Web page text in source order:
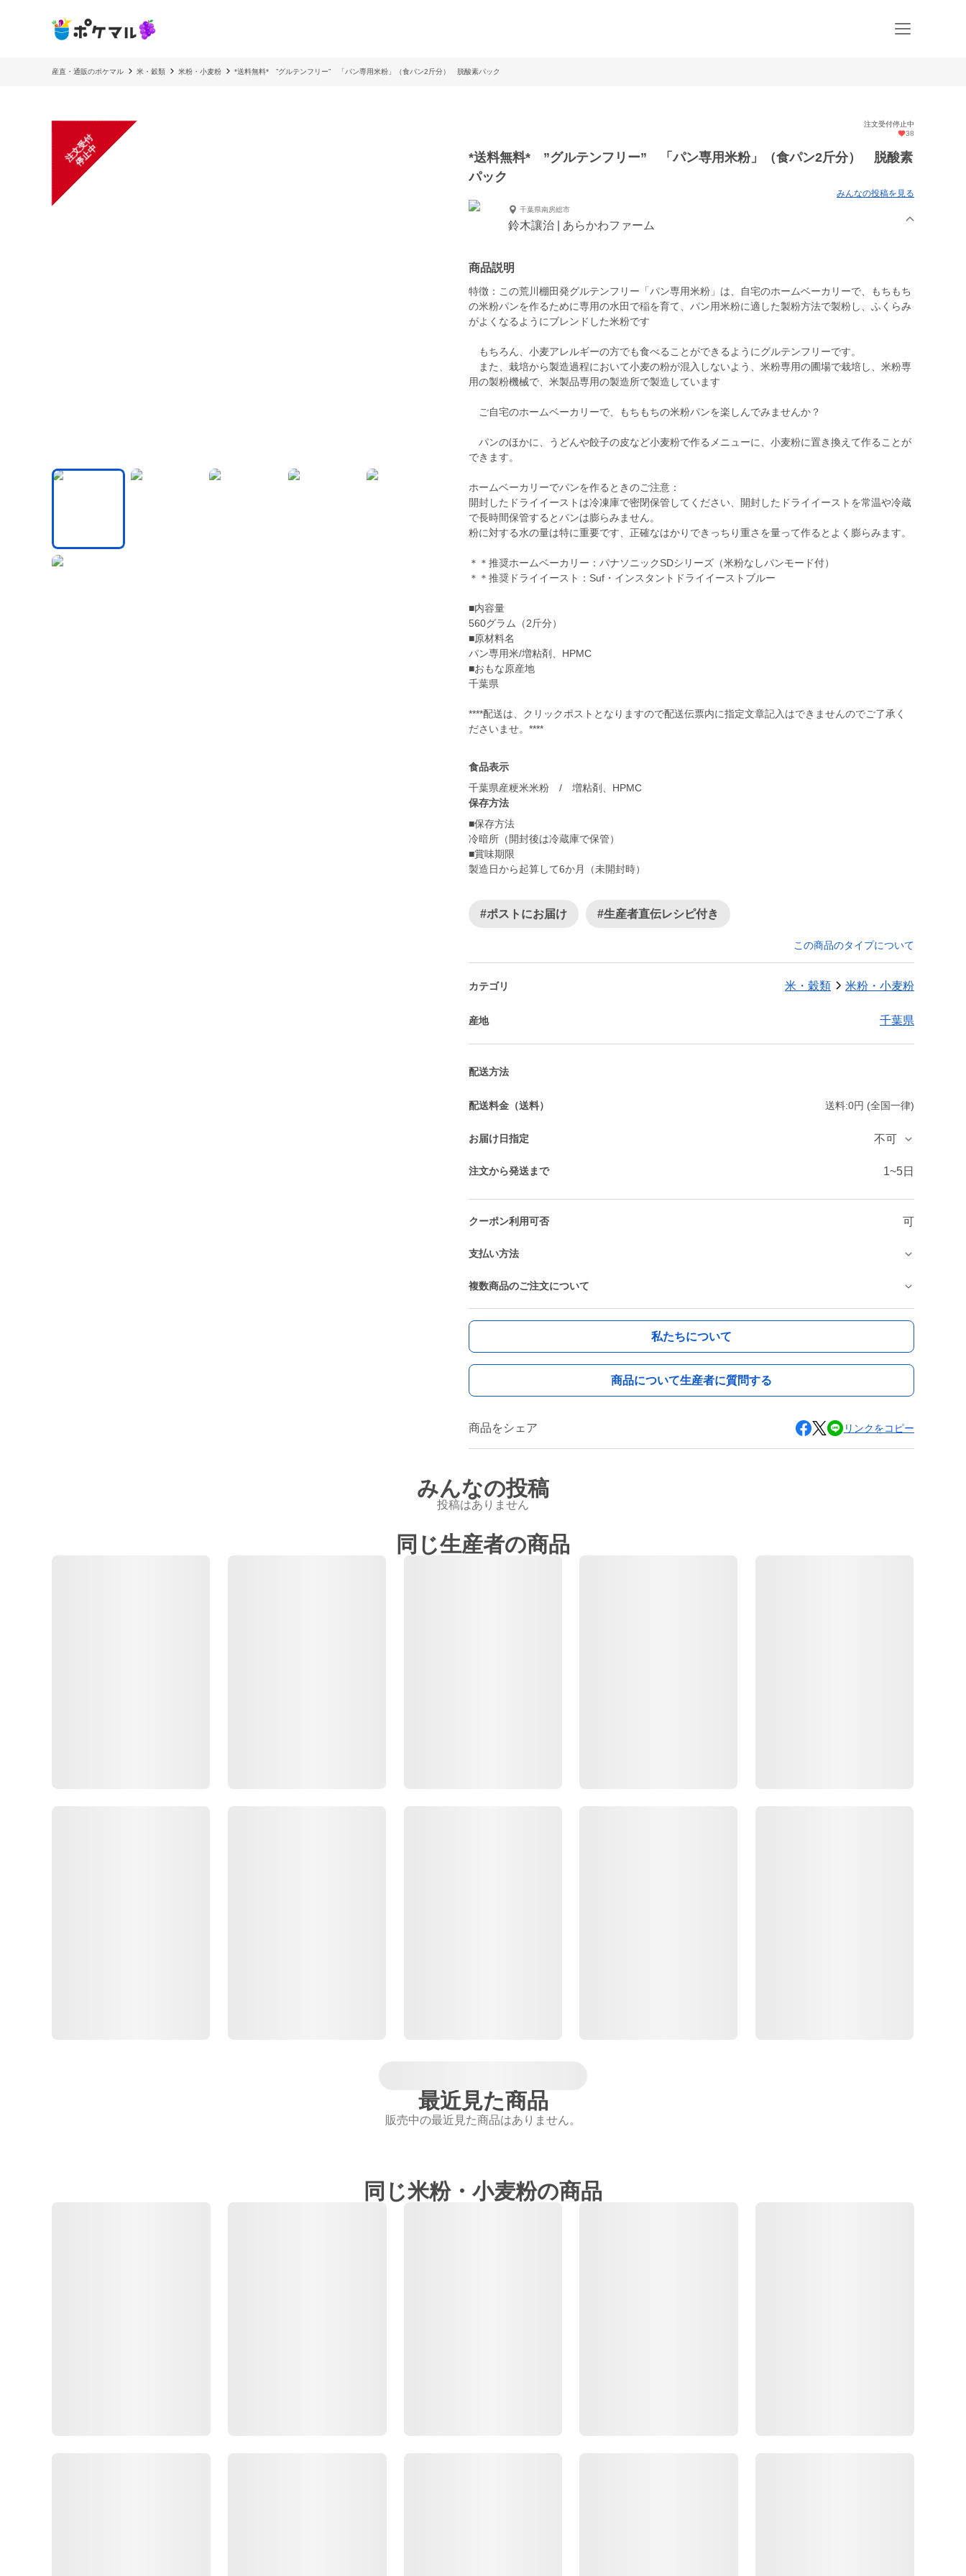
産直・通販のポケマル 米・穀類 米粉・小麦粉 *送料無料* ”グルテンフリー” 「パン専用米粉」（食パン2斤分） 脱酸素パック
注
文
受
付
停
止
中
注文受付停止中
38
*送料無料* ”グルテンフリー” 「パン専用米粉」（食パン2斤分） 脱酸素
パック
みんなの投稿を見る
千葉県南房総市
鈴木讓治 | あらかわファーム
商品説明
特徴：この荒川棚田発グルテンフリー「パン専用米粉」は、自宅のホームベーカリーで、もちもち
の米粉パンを作るために専用の水田で稲を育て、パン用米粉に適した製粉方法で製粉し、ふくらみ
がよくなるようにブレンドした米粉です
もちろん、小麦アレルギーの方でも食べることができるようにグルテンフリーです。
また、栽培から製造過程において小麦の粉が混入しないよう、米粉専用の圃場で栽培し、米粉専
用の製粉機械で、米製品専用の製造所で製造しています
ご自宅のホームベーカリーで、もちもちの米粉パンを楽しんでみませんか？
パンのほかに、うどんや餃子の皮など小麦粉で作るメニューに、小麦粉に置き換えて作ることが
できます。
ホームベーカリーでパンを作るときのご注意：
開封したドライイーストは冷凍庫で密閉保管してください、開封したドライイーストを常温や冷蔵
で長時間保管するとパンは膨らみません。
粉に対する水の量は特に重要です、正確なはかりできっちり重さを量って作るとよく膨らみます。
＊＊推奨ホームベーカリー：パナソニックSDシリーズ（米粉なしパンモード付）
＊＊推奨ドライイースト：Suf・インスタントドライイーストブルー
■内容量
560グラム（2斤分）
■原材料名
パン専用米/増粘剤、HPMC
■おもな原産地
千葉県
****配送は、クリックポストとなりますので配送伝票内に指定文章記入はできませんのでご了承く
食品表示
千葉県産粳米米粉 / 増粘剤、HPMC
保存方法
■保存方法
冷暗所（開封後は冷蔵庫で保管）
■賞味期限
製造日から起算して6か月（未開封時）
#ポストにお届け #生産者直伝レシピ付き
この商品のタイプについて
カテゴリ 米・穀類 米粉・小麦粉
産地 千葉県
配送方法
配送料金（送料） 送料:0円 (全国一律)
お届け日指定 不可
注文から発送まで 1~5日
クーポン利用可否 可
支払い方法
複数商品のご注文について
私たちについて
商品について生産者に質問する
商品をシェア リンクをコピー
みんなの投稿
投稿はありません
同じ生産者の商品
最近見た商品
販売中の最近見た商品はありません。
同じ米粉・小麦粉の商品